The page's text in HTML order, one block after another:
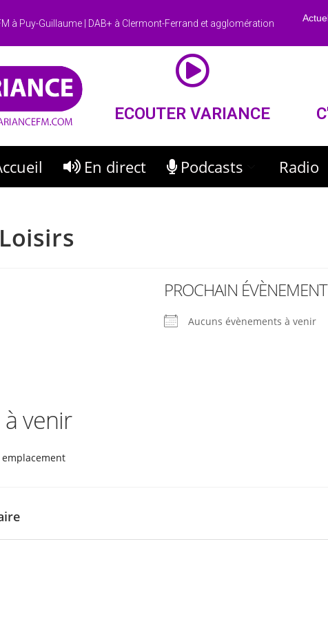
à Puy-Guillaume | DAB+ à Clermont-Ferrand et agglomération
ECOUTER VARIANCE
En direct Podcasts Radio
PROCHAIN ÉVÈNEMENT
Aucuns évènements à venir
venir